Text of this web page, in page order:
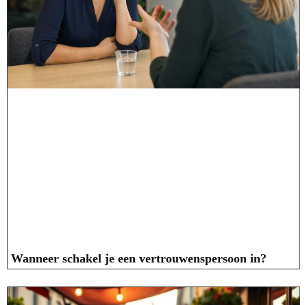
Wanneer schakel je een vertrouwenspersoon in?